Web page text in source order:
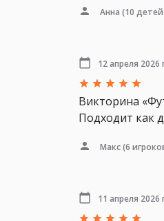
Анна (10
12 апреля 2026
Викторина
Подходит как
Макс(6
11 апреля 2026